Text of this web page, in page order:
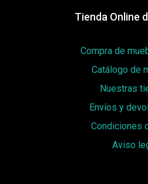
Tienda Online
Compra de
Catálogo de
Nuestras
Envíos y
Condiciones
Aviso